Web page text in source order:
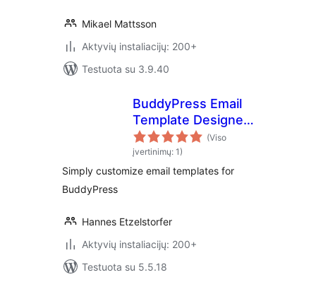
Mikael Mattsson
Aktyvių instaliacijų: 200+
Testuota su 3.9.40
BuddyPress Email
Template Designer
– WP HTML Mail
(Viso
įvertinimų: 1)
Simply customize email templates for
BuddyPress
Hannes Etzelstorfer
Aktyvių instaliacijų: 200+
Testuota su 5.5.18